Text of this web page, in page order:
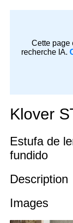
Cette page
recherche IA.
Klover
Estufa de
fundido
Description
Images